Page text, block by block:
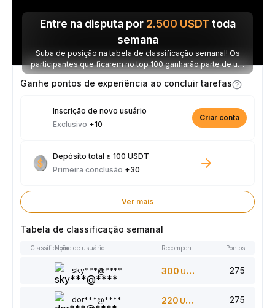
Entre na disputa por 2.500 USDT toda
semana
Suba de posição na tabela de classificação semanal! Os
participantes que ficarem no top 100 ganharão parte de um
prêmio de 2.500 USDT toda semana.
Ganhe pontos de experiência ao concluir tarefas
Inscrição de novo usuário
Exclusivo +10
Criar conta
Depósito total ≥ 100 USDT
Primeira conclusão +30
Ver mais
Tabela de classificação semanal
ClassificaçãoNome de usuário Pontos
sky***@**** 300 USDT 275
dor***@**** 220 USDT 275